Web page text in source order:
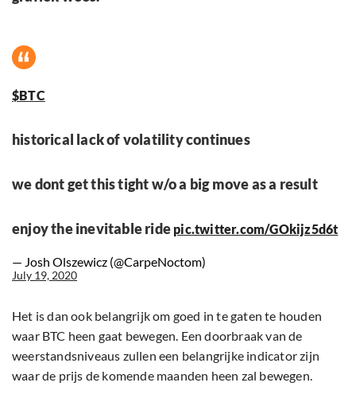
$BTC
historical lack of volatility continues
we dont get this tight w/o a big move as a result
enjoy the inevitable ride pic.twitter.com/GOkijz5d6t
— Josh Olszewicz (@CarpeNoctom)
July 19, 2020
Het is dan ook belangrijk om goed in te gaten te houden
waar BTC heen gaat bewegen. Een doorbraak van de
weerstandsniveaus zullen een belangrijke indicator zijn
waar de prijs de komende maanden heen zal bewegen.